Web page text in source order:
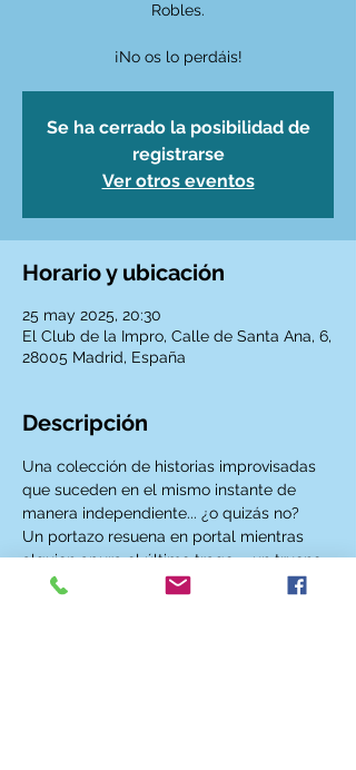
Robles.
¡No os lo perdáis!
Se ha cerrado la posibilidad de
registrarse
Ver otros eventos
Horario y ubicación
25 may 2025, 20:30
El Club de la Impro, Calle de Santa Ana, 6,
28005 Madrid, España
Descripción
Una colección de historias improvisadas
que suceden en el mismo instante de
manera independiente... ¿o quizás no?
Un portazo resuena en portal mientras
alguien apura el último trago ... un trueno
despierta a un niño al tiempo que una